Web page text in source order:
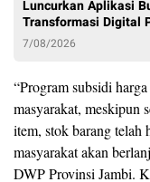
Luncurkan Aplikasi
Transformasi Digital
7/08/2026
“Program subsidi
masyarakat, meskipun
item, stok barang telah
masyarakat akan
DWP Provinsi Jambi.